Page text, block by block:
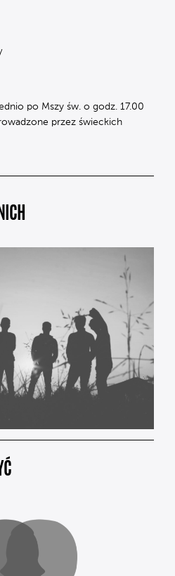
po Mszy św. o godz. 17.00
przez świeckich